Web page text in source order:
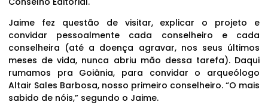
Jaime fez questão de visitar, explicar o projeto e
convidar pessoalmente cada conselheiro e cada
conselheira (até a doença agravar, nos seus últimos
meses de vida, nunca abriu mão dessa tarefa). Daqui
rumamos pra Goiânia, para convidar o arqueólogo
Altair Sales Barbosa, nosso primeiro conselheiro. “O mais
sabido de nóis,” segundo o Jaime.